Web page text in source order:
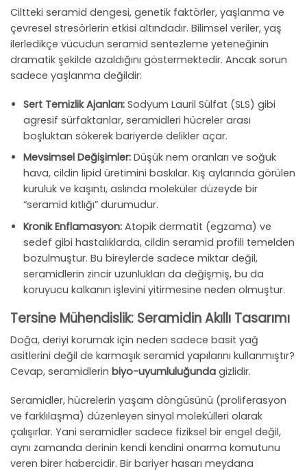
Ciltteki seramid dengesi, genetik faktörler, yaşlanma ve
çevresel stresörlerin etkisi altındadır. Bilimsel veriler, yaş
ilerledikçe vücudun seramid sentezleme yeteneğinin
dramatik şekilde azaldığını göstermektedir. Ancak sorun
sadece yaşlanma değildir:
Sert Temizlik Ajanları:Sodyum Lauril Sülfat (SLS) gibi
agresif sürfaktanlar, seramidleri hücreler arası
boşluktan sökerek bariyerde delikler açar.
Mevsimsel Değişimler:Düşük nem oranları ve soğuk
hava, cildin lipid üretimini baskılar. Kış aylarında görülen
kuruluk ve kaşıntı, aslında moleküler düzeyde bir
“seramid kıtlığı” durumudur.
Kronik Enflamasyon:Atopik dermatit (egzama) ve
sedef gibi hastalıklarda, cildin seramid profili temelden
bozulmuştur. Bu bireylerde sadece miktar değil,
seramidlerin zincir uzunlukları da değişmiş, bu da
koruyucu kalkanın işlevini yitirmesine neden olmuştur.
Tersine Mühendislik: Seramidin Akıllı Tasarımı
Doğa, deriyi korumak için neden sadece basit yağ
asitlerini değil de karmaşık seramid yapılarını kullanmıştır?
Cevap, seramidlerin biyo-uyumluluğunda gizlidir.
Seramidler, hücrelerin yaşam döngüsünü (proliferasyon
ve farklılaşma) düzenleyen sinyal molekülleri olarak
çalışırlar. Yani seramidler sadece fiziksel bir engel değil,
aynı zamanda derinin kendi kendini onarma komutunu
veren birer habercidir. Bir bariyer hasarı meydana